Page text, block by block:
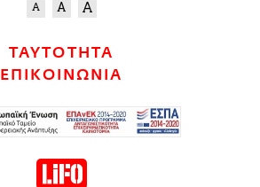
ΤΑΥΤΟΤΗΤΑ
ΕΠΙΚΟΙΝΩΝΙΑ